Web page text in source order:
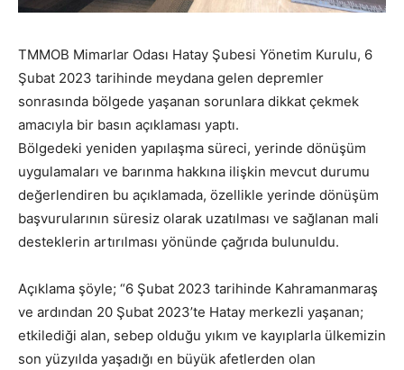
TMMOB Mimarlar Odası Hatay Şubesi Yönetim Kurulu, 6
Şubat 2023 tarihinde meydana gelen depremler
sonrasında bölgede yaşanan sorunlara dikkat çekmek
amacıyla bir basın açıklaması yaptı.
Bölgedeki yeniden yapılaşma süreci, yerinde dönüşüm
uygulamaları ve barınma hakkına ilişkin mevcut durumu
değerlendiren bu açıklamada, özellikle yerinde dönüşüm
başvurularının süresiz olarak uzatılması ve sağlanan mali
desteklerin artırılması yönünde çağrıda bulunuldu.
Açıklama şöyle; “6 Şubat 2023 tarihinde Kahramanmaraş
ve ardından 20 Şubat 2023’te Hatay merkezli yaşanan;
etkilediği alan, sebep olduğu yıkım ve kayıplarla ülkemizin
son yüzyılda yaşadığı en büyük afetlerden olan